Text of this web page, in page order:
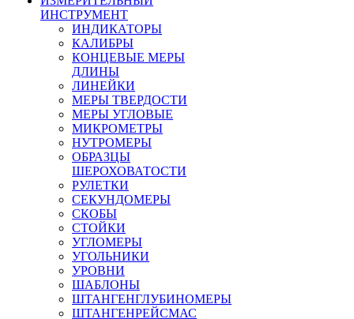
ИНСТРУМЕНТ
ИНДИКАТОРЫ
КАЛИБРЫ
КОНЦЕВЫЕ МЕРЫ
ДЛИНЫ
ЛИНЕЙКИ
МЕРЫ ТВЕРДОСТИ
МЕРЫ УГЛОВЫЕ
МИКРОМЕТРЫ
НУТРОМЕРЫ
ОБРАЗЦЫ
ШЕРОХОВАТОСТИ
РУЛЕТКИ
СЕКУНДОМЕРЫ
СКОБЫ
СТОЙКИ
УГЛОМЕРЫ
УГОЛЬНИКИ
УРОВНИ
ШАБЛОНЫ
ШТАНГЕНГЛУБИНОМЕРЫ
ШТАНГЕНРЕЙСМАС